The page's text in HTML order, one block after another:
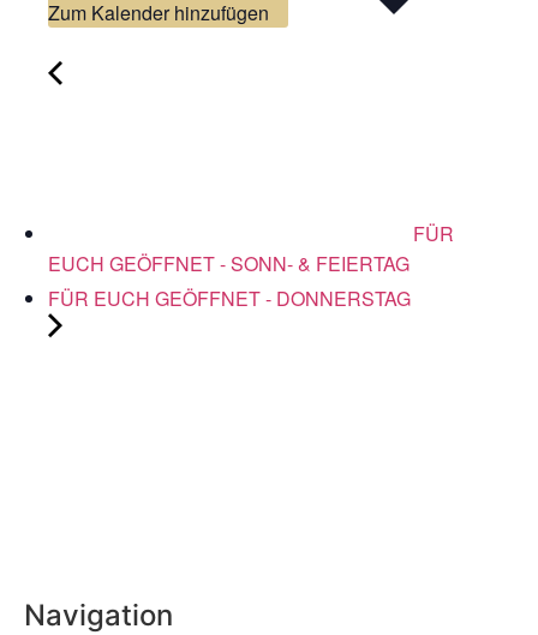
Zum Kalender hinzufügen
FÜR
EUCH GEÖFFNET - SONN- & FEIERTAG
FÜR EUCH GEÖFFNET - DONNERSTAG
Navigation